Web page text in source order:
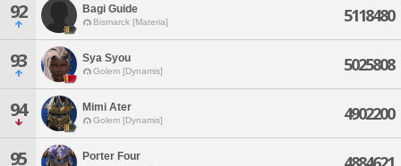
92 Bagi Guide
Bismarck [Materia] 5118480
93 Sya Syou
Golem [Dynamis] 5025808
94 Mimi Ater
Golem [Dynamis] 4902200
95 Porter Four